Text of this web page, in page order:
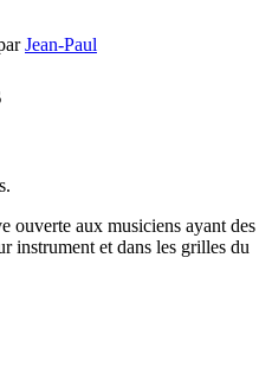
Jean-Paul
ouverte aux musiciens ayant des
instrument et dans les grilles du